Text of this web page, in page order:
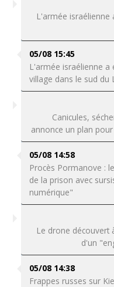
L'armée israélienne
05/08 15:45
L'armée israélienne
village dans le sud du
Canicules,
annonce un plan
05/08 14:58
Procès Pormanove :
de la prison avec
numérique"
Le drone découvert
d'un
05/08 14:38
Frappes russes sur